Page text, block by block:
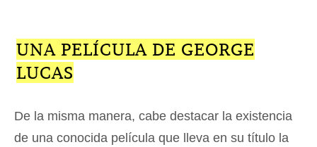
UNA PELÍCULA DE GEORGE
LUCAS
De la misma manera, cabe destacar la existencia
de una conocida película que lleva en su título la